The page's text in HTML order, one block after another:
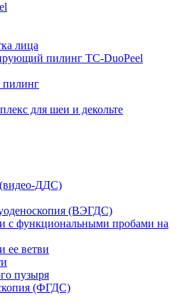
лица
пилинг TC-DuoPeel
пилинг
для шеи и декольте
(видео-ДДС)
(ВЭГДС)
с функциональными пробами на
ветви
пузыря
(ФГДС)